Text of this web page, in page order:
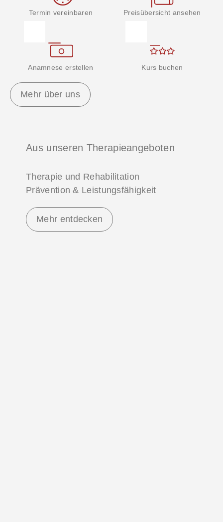
Termin vereinbaren Preisübersicht ansehen
Anamnese erstellen Kurs buchen
Mehr über uns
Aus unseren Therapieangeboten
Therapie und Rehabilitation
Prävention & Leistungsfähigkeit
Mehr entdecken